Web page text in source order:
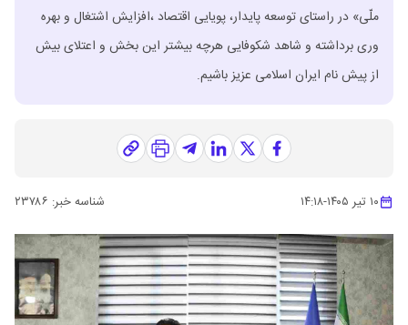
ملّی» در راستای توسعه پایدار، پویایی اقتصاد ،افزایش اشتغال و بهره
وری برداشته و شاهد شکوفایی هرچه بیشتر این بخش و اعتلای بیش
از پیش نام ایران اسلامی عزیز باشیم.
۱۰ تیر ۱۴۰۵ -۱۴:۱۸ شناسه خبر: ۲۳۷۸۶